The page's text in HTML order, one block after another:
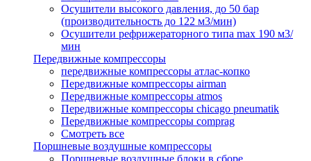
Осушители высокого давления, до 50 бар
(производительность до 122 м3/мин)
Осушители рефрижераторного типа max 190 м3/
мин
Передвижные компрессоры
передвижные компрессоры атлас-копко
Передвижные компрессоры airman
Передвижные компрессоры atmos
Передвижные компрессоры chicago pneumatik
Передвижные компрессоры comprag
Смотреть все
Поршневые воздушные компрессоры
Поршневые воздушные блоки в сборе